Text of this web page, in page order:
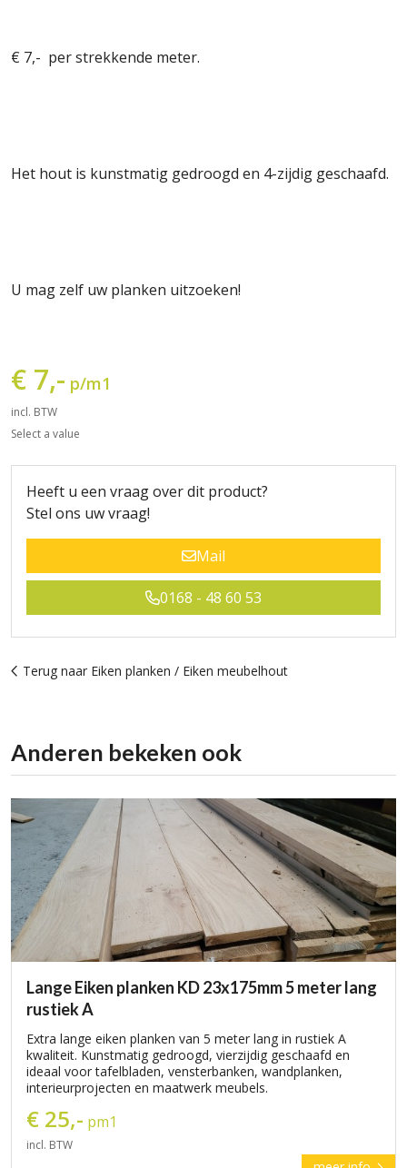
€ 7,- per strekkende meter.
Het hout is kunstmatig gedroogd en 4-zijdig geschaafd.
U mag zelf uw planken uitzoeken!
€ 7,- p/m1
incl. BTW
Select a value
Heeft u een vraag over dit product?
Stel ons uw vraag!
Mail
0168 - 48 60 53
Terug naar Eiken planken / Eiken meubelhout
Anderen bekeken ook
Lange Eiken planken KD 23x175mm 5 meter lang
rustiek A
Extra lange eiken planken van 5 meter lang in rustiek A
kwaliteit. Kunstmatig gedroogd, vierzijdig geschaafd en
ideaal voor tafelbladen, vensterbanken, wandplanken,
interieurprojecten en maatwerk meubels.
€ 25,- pm1
incl. BTW